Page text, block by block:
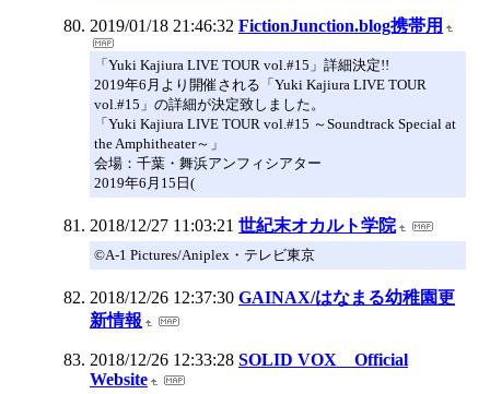
2019/01/18 21:46:32 FictionJunction.blog携帯用
「Yuki Kajiura LIVE TOUR vol.#15」詳細決定!!
2019年6月より開催される「Yuki Kajiura LIVE TOUR
vol.#15」の詳細が決定致しました。
「Yuki Kajiura LIVE TOUR vol.#15 ～Soundtrack Special at
the Amphitheater～」
会場：千葉・舞浜アンフィシアター
2019年6月15日(
2018/12/27 11:03:21 世紀末オカルト学院
©A-1 Pictures/Aniplex・テレビ東京
2018/12/26 12:37:30 GAINAX/はなまる幼稚園更
新情報
2018/12/26 12:33:28 SOLID VOX Official
Website